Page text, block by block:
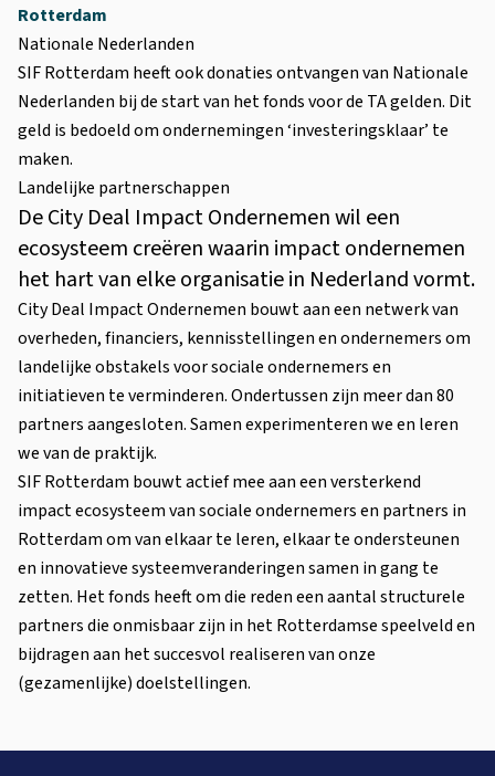
Rotterdam
Nationale Nederlanden
SIF Rotterdam heeft ook donaties ontvangen van Nationale
Nederlanden bij de start van het fonds voor de TA gelden. Dit
geld is bedoeld om ondernemingen ‘investeringsklaar’ te
maken.
Landelijke partnerschappen
De City Deal Impact Ondernemen wil een
ecosysteem creëren waarin impact ondernemen
het hart van elke organisatie in Nederland vormt.
City Deal Impact Ondernemen bouwt aan een netwerk van
overheden, financiers, kennisstellingen en ondernemers om
landelijke obstakels voor sociale ondernemers en
initiatieven te verminderen. Ondertussen zijn meer dan 80
partners aangesloten. Samen experimenteren we en leren
we van de praktijk.
SIF Rotterdam bouwt actief mee aan een versterkend
impact ecosysteem van sociale ondernemers en partners in
Rotterdam om van elkaar te leren, elkaar te ondersteunen
en innovatieve systeemveranderingen samen in gang te
zetten. Het fonds heeft om die reden een aantal structurele
partners die onmisbaar zijn in het Rotterdamse speelveld en
bijdragen aan het succesvol realiseren van onze
(gezamenlijke) doelstellingen.